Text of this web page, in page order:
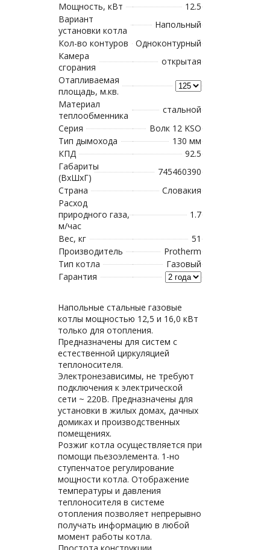
Мощность, кВт
12.5
Вариант
установки котла
Напольный
Кол-во контуров
Одноконтурный
Камера
сгорания
открытая
Отапливаемая
площадь, м.кв.
Материал
теплообменника
стальной
Серия
Волк 12 KSO
Тип дымохода
130 мм
КПД
92.5
Габариты
(ВхШхГ)
745460390
Страна
Словакия
Расход
природного газа,
м/час
1.7
Вес, кг
51
Производитель
Protherm
Тип котла
Газовый
Гарантия
Напольные стальные газовые
котлы мощностью 12,5 и 16,0 кВт
только для отопления.
Предназначены для систем с
естественной циркуляцией
теплоносителя.
Электронезависимы, не требуют
подключения к электрической
сети ~ 220В. Предназначены для
установки в жилых домах, дачных
домиках и производственных
помещениях.
Розжиг котла осуществляется при
помощи пьезоэлемента. 1-но
ступенчатое регулирование
мощности котла. Отображение
температуры и давления
теплоносителя в системе
отопления позволяет непрерывно
получать информацию в любой
момент работы котла.